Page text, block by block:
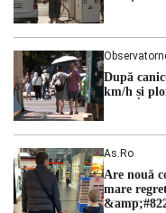
După
km/h și
As.ro
Are nouă
mare